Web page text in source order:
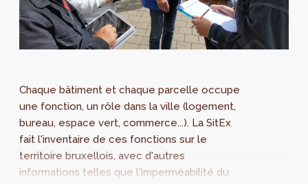
Chaque bâtiment et chaque parcelle occupe
une fonction, un rôle dans la ville (logement,
bureau, espace vert, commerce...). La SitEx
fait l'inventaire de ces fonctions sur le
territoire bruxellois, avec d'autres
informations telles que l'imperméabilité du